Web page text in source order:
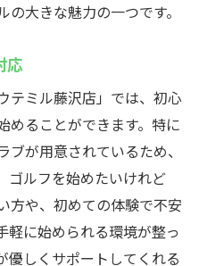
大きな魅力の一つです。
応
テミル藤沢店」では、初心
めることができます。特に
が用意されているため、
ゴルフを始めたいけれど
方や、初めての体験で不安
軽に始められる環境が整っ
優しくサポートしてくれる